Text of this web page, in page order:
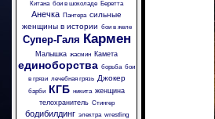
Китана бои в шоколаде Беретта
Анечка Пантера сильные
женщины в истории бои в желе
Супер-Галя Кармен
Малышка жасмин Камета
единоборства борьба бои
в грязи лечебная грязь Джокер
барби КГБ никита женщина
телохранитель Стингер
бодибилдинг электра wrestling